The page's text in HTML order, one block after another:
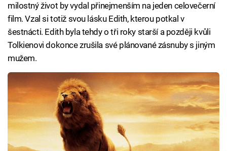
milostný život by vydal přinejmenším na jeden celovečerní
film. Vzal si totiž svou lásku Edith, kterou potkal v
šestnácti. Edith byla tehdy o tři roky starší a později kvůli
Tolkienovi dokonce zrušila své plánované zásnuby s jiným
mužem.